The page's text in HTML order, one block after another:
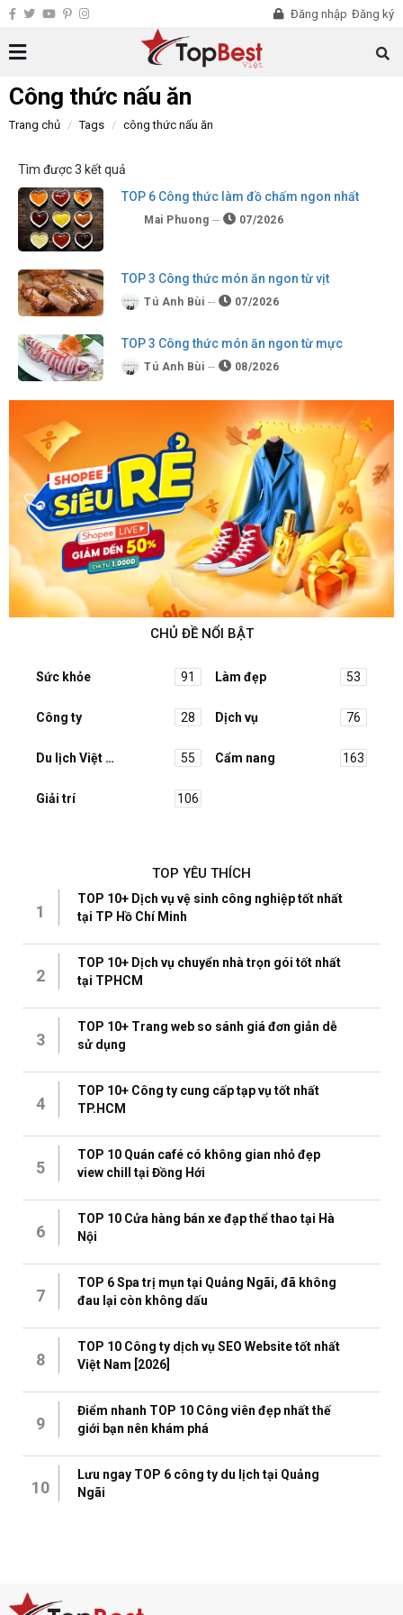
Đăng nhập Đăng ký
Công thức nấu ăn
Trang chủ Tags công thức nấu ăn
Tìm được 3 kết quả
TOP 6 Công thức làm đồ chấm ngon nhất
Mai Phuong 07/2026
TOP 3 Công thức món ăn ngon từ vịt
Tú Anh Bùi 07/2026
TOP 3 Công thức món ăn ngon từ mực
Tú Anh Bùi 08/2026
CHỦ ĐỀ NỔI BẬT
Sức khỏe 91 Làm đẹp 53
Công ty 28 Dịch vụ 76
Du lịch Việt Nam 55 Cẩm nang 163
Giải trí 106
TOP YÊU THÍCH
1
TOP 10+ Dịch vụ vệ sinh công nghiệp tốt nhất
tại TP Hồ Chí Minh
2
TOP 10+ Dịch vụ chuyển nhà trọn gói tốt nhất
tại TPHCM
3
TOP 10+ Trang web so sánh giá đơn giản dễ
sử dụng
4
TOP 10+ Công ty cung cấp tạp vụ tốt nhất
TP.HCM
5
TOP 10 Quán café có không gian nhỏ đẹp
view chill tại Đồng Hới
6
TOP 10 Cửa hàng bán xe đạp thể thao tại Hà
Nội
7
TOP 6 Spa trị mụn tại Quảng Ngãi, đã không
đau lại còn không dấu
8
TOP 10 Công ty dịch vụ SEO Website tốt nhất
Việt Nam [2026]
9
Điểm nhanh TOP 10 Công viên đẹp nhất thế
giới bạn nên khám phá
10
Lưu ngay TOP 6 công ty du lịch tại Quảng
Ngãi